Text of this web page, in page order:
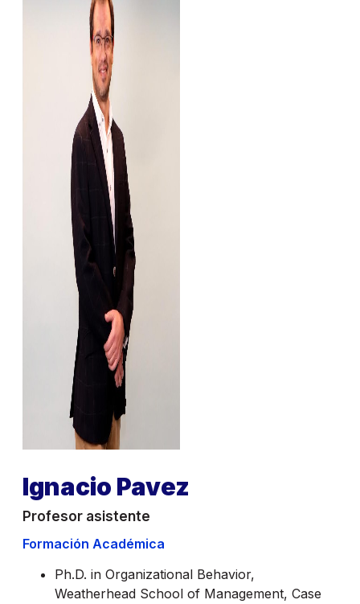
Ignacio Pavez
Profesor asistente
Formación Académica
Ph.D. in Organizational Behavior,
Weatherhead School of Management, Case